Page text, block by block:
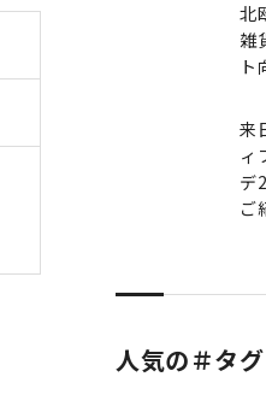
北
雑
ト
来
ィ
デ
ご
人気の＃タグ